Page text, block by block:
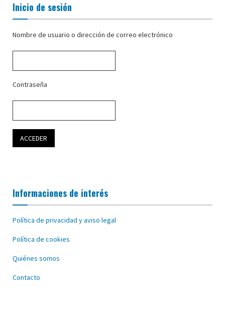
Inicio de sesión
Nombre de usuario o dirección de correo electrónico
Contraseña
Informaciones de interés
Política de privacidad y aviso legal
Política de cookies
Quiénes somos
Contacto